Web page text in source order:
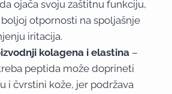
ojača svoju zaštitnu funkciju,
otpornosti na spoljašnje
iritacija.
kolagena i elastina –
peptida može doprineti
i čvrstini kože, jer podržava